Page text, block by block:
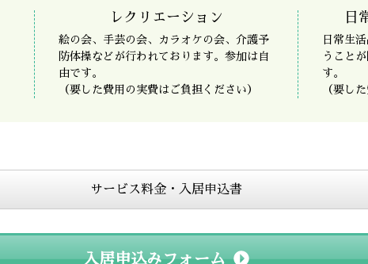
レクリエーション
絵の会、手芸の会、カラオケの会、介護予
防体操などが行われております。参加は自
由です。
（要した費用の実費はご負担ください）
日
日常生
うこと
す。
（要し
サービス料金・入居申込書
入居申込みフォーム